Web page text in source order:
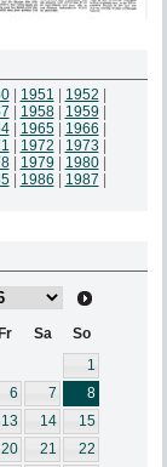
| 1951 1952
1958| 1959
| 1965| 1966
1972 1973
| 1979 1980|
| 1986 1987
Sa
So
1
6 7
8
13 14
15
20 21
22